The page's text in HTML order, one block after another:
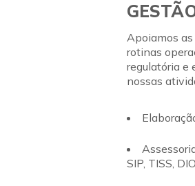
Apoiamos
rotinas
regulatória e
nossas
SIP, TISS,